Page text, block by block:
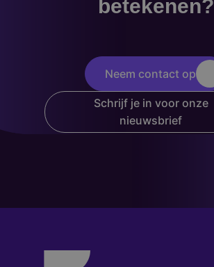
betekenen?
Neem contact op
Schrijf je in voor onze
nieuwsbrief